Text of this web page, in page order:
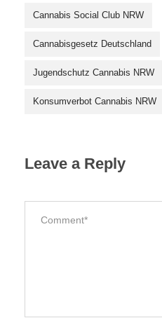
Cannabis Social Club NRW
Cannabisgesetz Deutschland
Jugendschutz Cannabis NRW
Konsumverbot Cannabis NRW
Leave a Reply